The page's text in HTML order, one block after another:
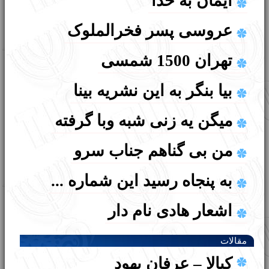
رهبر محترم دینی کلیمیان ایران
حمایت قاطع انجمن کلیمیان
تهران از پویش
#یهودی_عاشق_ایران
تعویق برگزاری مجمع عمومی
انجمن کلیمیان تهران
بازدید مدیرکل بهزیستی استان
تهران از سرای سالمندان یهود
ایران
راشي
تقويم عبري
تلمود
چهار نوع محصول زمين
تقويم عبري
شرعيات يهود
اعياد سه‌‌گانه
جشن شاووعوت
عروسی پسر فخرالملوک
تهران 1500 شمسی
بیا بنگر به این نشریه بینا
میگن یه زنی شبه وبا گرفته
من بی گناهم جناب سرو
به پنجاه رسید این شماره ...
اشعار هادی نام دار
اشعار ابراهیم سعیدیانمقالات
کبالا – عرفان یهود